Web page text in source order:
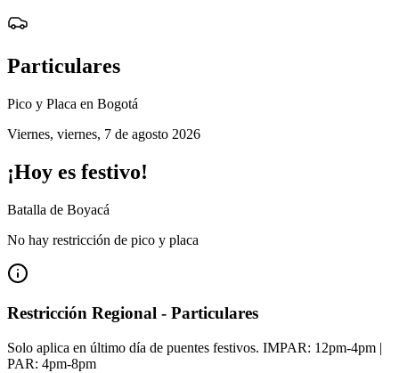
Particulares
Pico y Placa en Bogotá
Viernes, viernes, 7 de agosto 2026
¡Hoy es festivo!
Batalla de Boyacá
No hay restricción de pico y placa
Restricción Regional - Particulares
Solo aplica en último día de puentes festivos. IMPAR: 12pm-4pm |
PAR: 4pm-8pm